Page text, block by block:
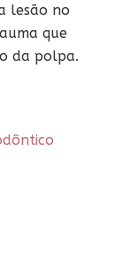
lesão no
que
da polpa.